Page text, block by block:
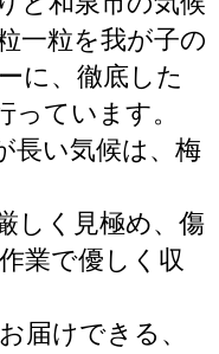
一粒を我が子の
に、徹底した
っています。
長い気候は、梅
しく見極め、傷
業で優しく収
届けできる、